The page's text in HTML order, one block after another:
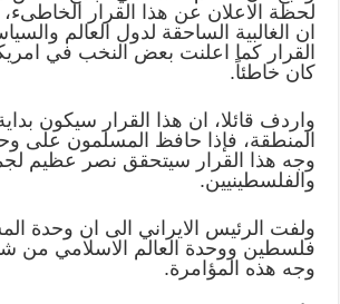
لحظة الاعلان عن هذا القرار
ان الغالبية الساحقة لدول العالم
القرار كما اعلنت بعض النخب في
كان خاطئاً.
واردف قائلا، ان هذا القرار سيكون
المنطقة، فإذا حافظ المسلمون على
وجه هذا القرار سيتحقق نصر عظيم
والفلسطينيين.
ولفت الرئيس الايراني الى ان وحدة
فلسطين ووحدة العالم الاسلامي من
وجه هذه المؤامرة.